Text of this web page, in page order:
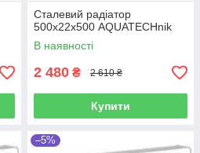
Сталевий радіатор
500х22х500 AQUATECHnik
В наявності
2 480 ₴ 2 610 ₴
Купити
–5%